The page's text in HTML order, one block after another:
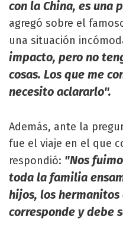
con la China, es una
agregó sobre el
una situación
impacto, pero no
cosas. Los que me
necesito aclararlo".
Además, ante la
fue el viaje en el que
respondió: "Nos
toda la familia
hijos, los hermanitos
corresponde y debe